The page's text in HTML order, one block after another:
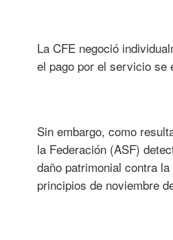
La CFE negoció
el pago por el servicio se
Sin embargo, como
la Federación (ASF)
daño patrimonial contra
principios de noviembre